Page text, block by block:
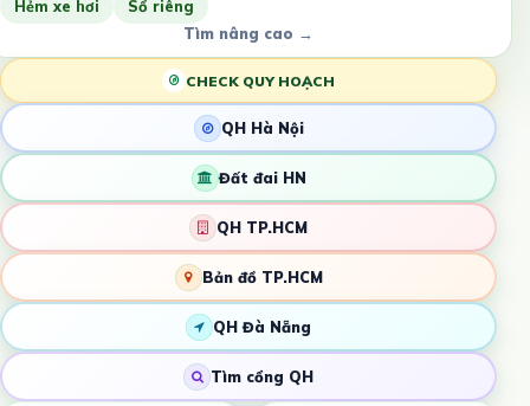
Hẻm xe hơi
Sổ riêng
Tìm nâng cao →
CHECK QUY HOẠCH
QH Hà Nội
Đất đai HN
QH TP.HCM
Bản đồ TP.HCM
QH Đà Nẵng
Tìm cổng QH